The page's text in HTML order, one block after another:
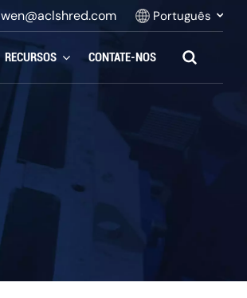
wen@aclshred.com Português
Español
RECURSOS CONTATE-NOS